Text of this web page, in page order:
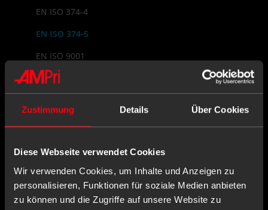
Zustimmung Details Über Cookies
Diese Webseite verwendet Cookies
Wir verwenden Cookies, um Inhalte und Anzeigen zu
personalisieren, Funktionen für soziale Medien anbieten
zu können und die Zugriffe auf unsere Website zu
EN ISO 374-4
EN ISO 374-5
EN ISO 9001
EU Declaration of Conformity
Examination Glove